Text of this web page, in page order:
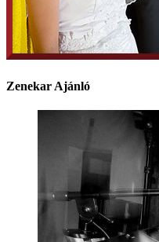
Zenekar Ajánló